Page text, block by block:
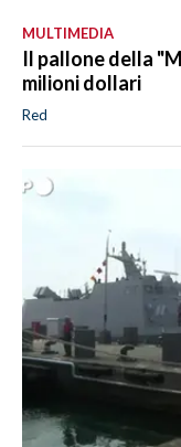
MULTIMEDIA
Il pallone della
milioni dollari
Red